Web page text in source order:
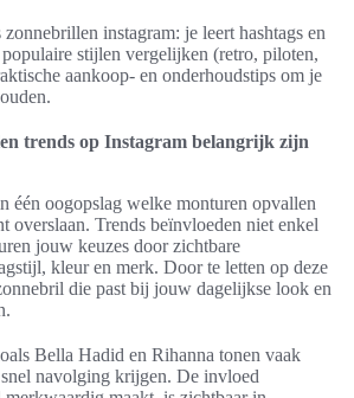
instagram: je leert hashtags en
stijlen vergelijken (retro, piloten,
aankoop- en onderhoudstips om je
trends op Instagram belangrijk zijn
één oogopslag welke monturen opvallen
overslaan. Trends beïnvloeden niet enkel
jouw keuzes door zichtbare
kleur en merk. Door te letten op deze
die past bij jouw dagelijkse look en
Bella Hadid en Rihanna tonen vaak
snel navolging krijgen. De invloed